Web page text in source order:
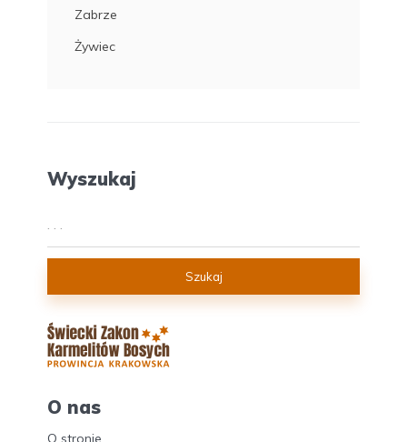
Zabrze
Żywiec
Wyszukaj
Szukaj
O nas